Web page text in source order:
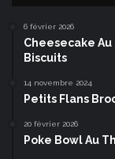
6 février 2026
Cheesecake Au
Biscuits
14 novembre 2024
Petits Flans
20 février 2026
Poke Bowl Au